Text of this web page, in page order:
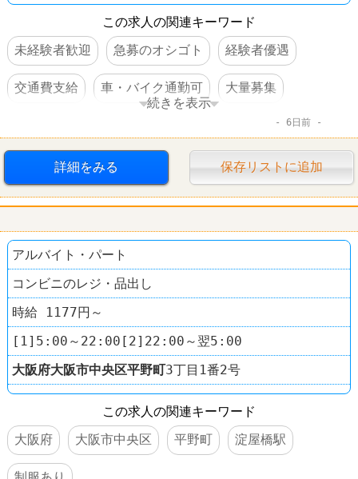
この求人の関連キーワード
未経験者歓迎
急募のオシゴト 経験者優遇
交通費支給 車・バイク通勤可 大量募集
語学力を活かすオシゴト
学歴不問 住宅手当あり 第二新卒歓迎
完全週休2日制 転勤なし
続きを表示
6日前
詳細をみる 保存リストに追加
アルバイト・パート
コンビニのレジ・品出し
時給 1177円～
[1]5:00～22:00[2]22:00～翌5:00
大阪府大阪市中央区平野町3丁目1番2号
この求人の関連キーワード
大阪府
大阪市中央区 平野町 淀屋橋駅